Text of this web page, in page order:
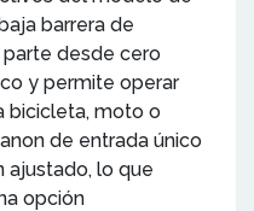
barrera de
parte desde cero
y permite operar
bicicleta, moto o
de entrada único
ajustado, lo que
opción